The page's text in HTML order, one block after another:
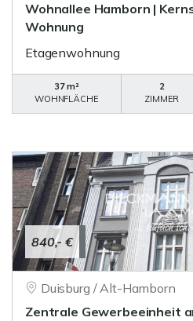
Wohnallee Hamborn |
Wohnung
Etagenwohnung
37 m²
WOHNFLÄCHE
2
ZIMMER
840,- €
Duisburg / Alt-Hamborn
Zentrale Gewerbeeinheit